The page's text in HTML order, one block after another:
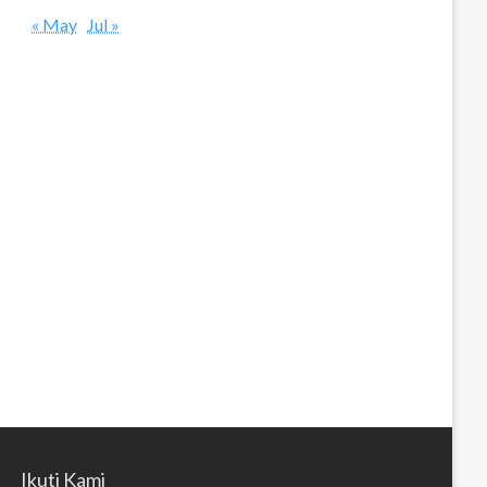
« May Jul »
Ikuti Kami